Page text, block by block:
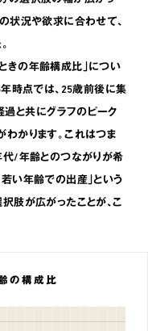
状況や欲求に合わせて､
きの年齢構成比｣につい
時点では､25歳前後に集
と共にグラフのピーク
わかります。これはつま
代/年齢とのつながりが希
若い年齢での出産｣という
肢が広がったことが､こ